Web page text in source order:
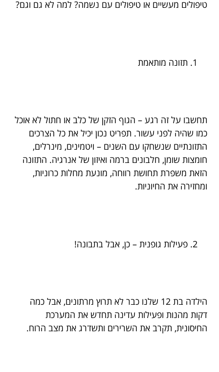
טיפולים מעשיים או טיפולים עם נשמה? למה לא גם וגם?
תזונה מותאמת
תחשבו על זה רגע – הגוף הזקן של כלב או חתול לא אוכל
כמו שהיה לפני עשור. תפריט נכון יכיל את כל הצרכים
התזונתיים שנשחקו עם השנים – ויטמינים, מינרלים,
חומצות שומן, חלבונים ברמה ואיזון של אנרגיה. התזונה
הזאת משפרת תחושת רווחה, מונעת מחלות כרוניות,
ומחזירה את החיוניות.
פעילות גופנית – כן, אבל בתבונה!
הילדה בת 12 שלנו כבר לא תרוץ מרתונים, אבל כמה
דקות מהנות ופעילות עדינה תחדש את המערכת
החיסונית, תקרב את השרירים ותשדרג את מצב הרוח.